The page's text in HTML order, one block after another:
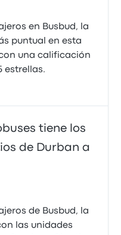
en Busbud, la
puntual en esta
una calificación
estrellas.
tiene los
de Durban a
de Busbud, la
las unidades